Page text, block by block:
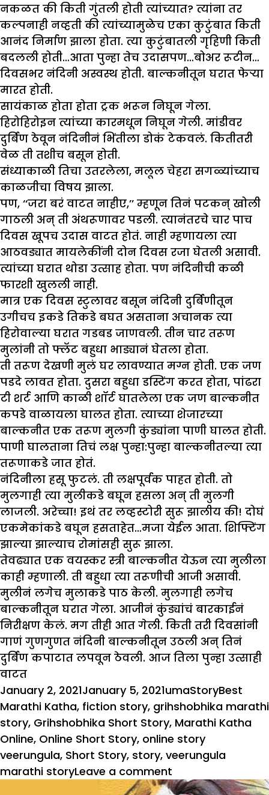
नकळत की किती गुंतली होती त्यांच्यात? त्यांना तर
कल्पनाही नव्हती की त्यांच्यामुळेच एका कुटुंबात किती
आनंद निर्माण झाला होता. त्या कुटुंबातली गृहिणी किती
बदलली होती…आता पुन्हा तेच उदासपण…बोअर रूटीन…
दिवसभर नंदिनी अस्वस्थ होती. बाल्कनीतून घरात फेऱ्या
मारत होती.
सायंकाळ होता होता ट्रक भरून निघून गेला.
हिरोहिरोइन त्यांच्या कारमधून निघून गेली. मांडीवर
दुर्बिण ठेवून नंदिनीनं भिंतीला डोकं टेकवलं. कितीतरी
वेळ ती तशीच बसून होती.
संध्याकाळी तिचा उतरलेला, मलूल चेहरा सगळ्यांच्याच
काळजीचा विषय झाला.
पण, ‘‘जरा बरं वाटत नाहीए,’’ म्हणून तिनं पटकन् खोली
गाठली अन् ती अंथरूणावर पडली. त्यानंतरचे चार पाच
दिवस खूपच उदास वाटत होतं. नाही म्हणायला त्या
आठवड्यात मायलेकींनी दोन दिवस रजा घेतली असावी.
त्यांच्या घरात थोडा उत्साह होता. पण नंदिनीची कळी
फारशी खुलली नाही.
मात्र एक दिवस स्टुलावर बसून नंदिनी दुर्बिणीतून
उगीचच इकडे तिकडे बघत असताना अचानक त्या
हिरोवाल्या घरात गडबड जाणवली. तीन चार तरूण
मुलांनी तो फ्लॅट बहुधा भाड्यानं घेतला होता.
ती तरूण देखणी मुलं घर लावण्यात मग्न होती. एक जण
पडदे लावत होता. दुसरा बहुधा डस्टिंग करत होता, पांढरा
टी शर्ट आणि काळी शॉर्ट घातलेला एक जण बाल्कनीत
कपडे वाळायला घालत होता. त्याच्या शेजारच्या
बाल्कनीत एक तरूण मुलगी कुंड्यांना पाणी घालत होती.
पाणी घालताना तिचं लक्ष पुन्हा:पुन्हा बाल्कनीतल्या त्या
तरूणाकडे जात होतं.
नंदिनीला हसू फुटलं. ती लक्षपूर्वक पाहत होती. तो
मुलगाही त्या मुलीकडे बघून हसला अन् ती मुलगी
लाजली. अरेच्चा! इथं तर लव्हस्टोरी सुरू झालीय की! दोघं
एकमेकांकडे बघून हसताहेत…मजा येईल आता. शिफ्टिंग
झाल्या झाल्याच रोमांसही सुरू झाला.
तेवढ्यात एक वयस्कर स्त्री बाल्कनीत येऊन त्या मुलीला
काही म्हणाली. ती बहुधा त्या तरूणीची आजी असावी.
मुलीनं लगेच मुलाकडे पाठ केली. मुलगाही लगेच
बाल्कनीतून घरात गेला. आजीनं कुंड्यांचं बारकाईनं
निरीक्षण केलं. मग तीही आत गेली. किती तरी दिवसांनी
गाणं गुणगुणत नंदिनी बाल्कनीतून उठली अन् तिनं
दुर्बिण कपाटात लपवून ठेवली. आज तिला पुन्हा उत्साही
वाटत
Posted
on
January 2, 2021January 5, 2021Author
umaCategories
StoryTags
Best
Marathi Katha, fiction story, grihshobhika marathi
story, Grihshobhika Short Story, Marathi Katha
Online, Online Short Story, online story
veerungula, Short Story, story, veerungula
marathi storyLeave a comment
विरंगुळा